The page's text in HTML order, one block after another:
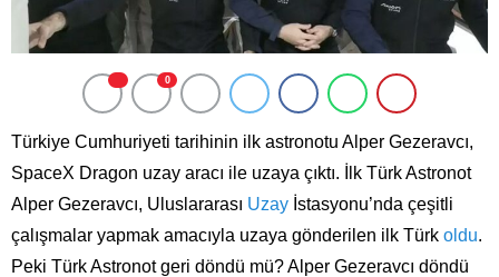
0
Türkiye Cumhuriyeti tarihinin ilk astronotu Alper Gezeravcı,
SpaceX Dragon uzay aracı ile uzaya çıktı. İlk Türk Astronot
Alper Gezeravcı, Uluslararası Uzay İstasyonu’nda çeşitli
çalışmalar yapmak amacıyla uzaya gönderilen ilk Türk oldu.
Peki Türk Astronot geri döndü mü? Alper Gezeravcı döndü